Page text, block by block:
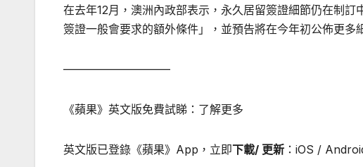
在去年12月，澳洲內政部表示，永久居留簽證細節仍在制
簽證一般會要求的額外條件」，並預告將在今年初公佈更多
—————————–
《蘋果》英文版免費試睇：了解更多
英文版已登錄《蘋果》App，立即下載/ 更新 ：iOS /